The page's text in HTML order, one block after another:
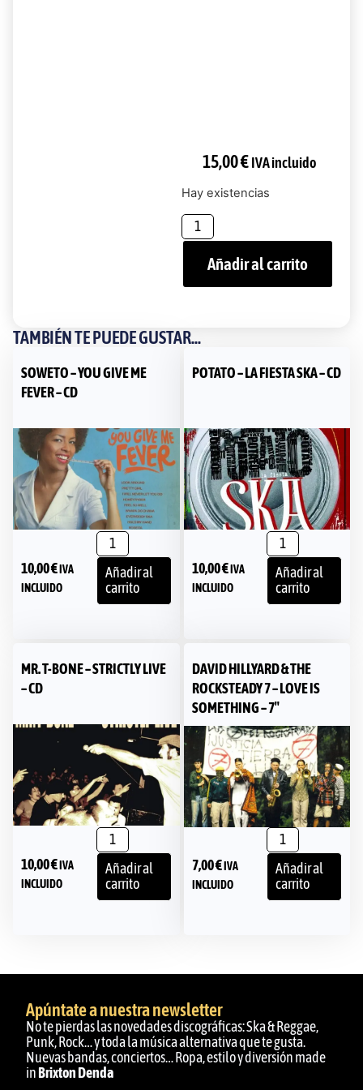
15,00€IVA incluido
Hay existencias
Añadir al carrito
TAMBIÉN TE PUEDE GUSTAR...
SOWETO – YOU GIVE ME
FEVER – CD
10,00€ IVA
INCLUIDO
Añadir al
carrito
POTATO – LA FIESTA SKA – CD
10,00€ IVA
INCLUIDO
Añadir al
carrito
MR. T-BONE – STRICTLY LIVE
– CD
10,00€ IVA
INCLUIDO
Añadir al
carrito
DAVID HILLYARD & THE
ROCKSTEADY 7 – LOVE IS
SOMETHING – 7″
7,00€ IVA
INCLUIDO
Añadir al
carrito
Apúntate a nuestra newsletter
No te pierdas las novedades discográficas: Ska & Reggae,
Punk, Rock… y toda la música alternativa que te gusta.
Nuevas bandas, conciertos… Ropa, estilo y diversión made
inBrixton Denda